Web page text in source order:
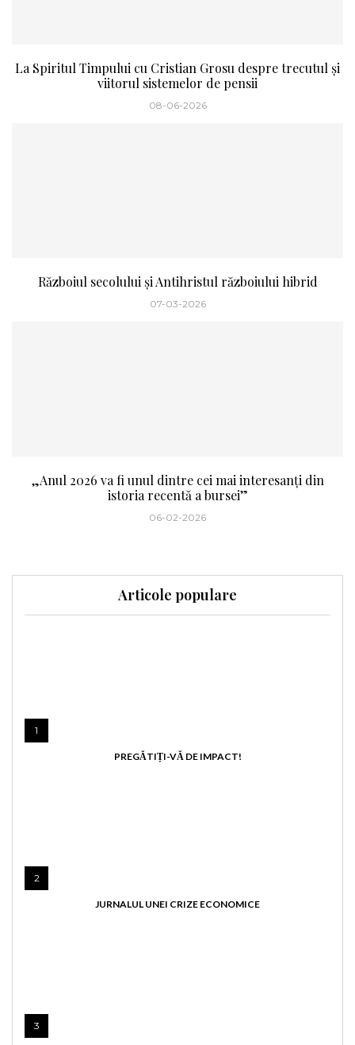
La Spiritul Timpului cu Cristian Grosu despre trecutul și
viitorul sistemelor de pensii
08-06-2026
Războiul secolului și Antihristul războiului hibrid
07-03-2026
„Anul 2026 va fi unul dintre cei mai interesanți din
istoria recentă a bursei”
06-02-2026
Articole populare
1
PREGĂTIȚI-VĂ DE IMPACT!
2
JURNALUL UNEI CRIZE ECONOMICE
3